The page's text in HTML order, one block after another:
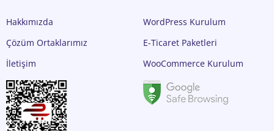
Hakkımızda
Çözüm Ortaklarımız
İletişim
WordPress Kurulum
E-Ticaret Paketleri
WooCommerce Kurulum